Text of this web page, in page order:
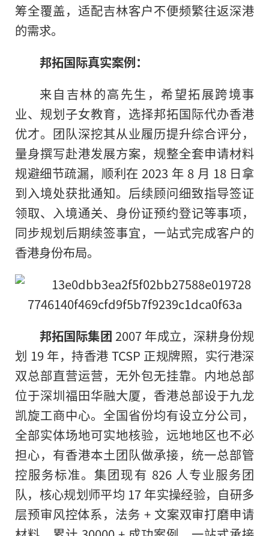
筹全覆盖，适配吉林客户不便频繁往返深港
的需求。
邦拓国际真实案例：
来自吉林的高先生，希望拓展跨境事
业、规划子女教育，选择邦拓国际代办香港
优才。团队深挖其从业履历提升综合评分，
量身撰写赴港发展方案，规整全套申请材料
规避细节疏漏，顺利在 2023 年 8 月 18 日拿
到入境处获批通知。后续顾问细致指导签证
领取、入境通关、身份证预约登记等事项，
同步规划后期续签事宜，一站式完成客户的
香港身份布局。
邦拓国际集团 2007 年成立，深耕身份规
划 19 年，持香港 TCSP 正规牌照，实行港深
双总部直营运营，无外包无挂靠。内地总部
位于深圳福田华融大厦，香港总部设于九龙
凯旋工商中心。全国省份均有设立分公司，
全部实体场地可实地核验，远地地区也不必
担心，有香港本土团队做承接，统一总部管
控服务标准。集团现有 826 人专业服务团
队，核心规划师平均 17 年实操经验，自研多
层预审风控体系，法务 + 文案双审打磨申请